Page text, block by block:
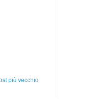
più vecchio